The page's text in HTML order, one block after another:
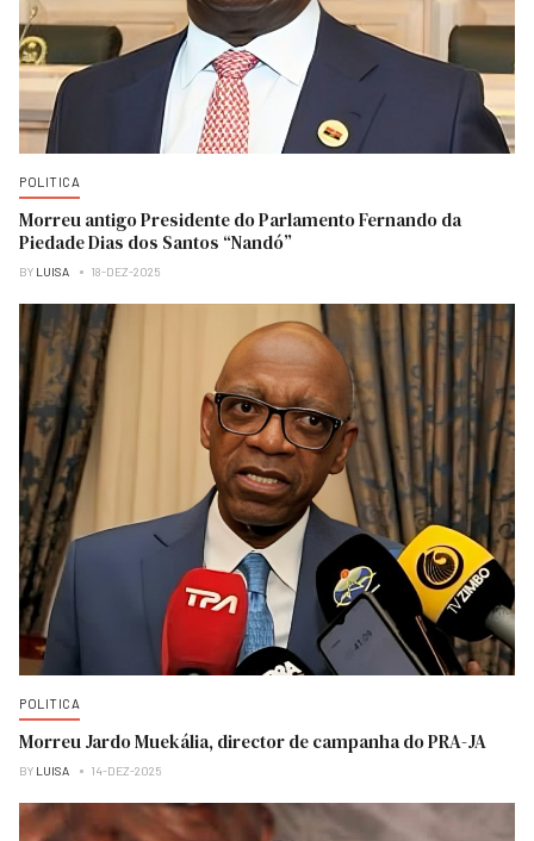
POLITICA
Morreu antigo Presidente do Parlamento Fernando da
Piedade Dias dos Santos “Nandó”
BY LUISA 18-DEZ-2025
POLITICA
Morreu Jardo Muekália, director de campanha do PRA-JA
BY LUISA 14-DEZ-2025